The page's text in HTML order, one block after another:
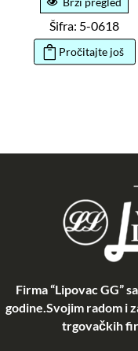
Šifra: 5-0618
Pročitajte još
Firma “Lipovac GG”
godine.Svojim radom i
trgovačkih